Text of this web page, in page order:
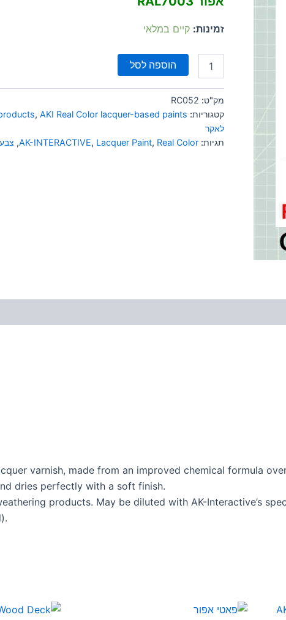
זמינות: קיים במלאי
הוספה לסל
מק"ט: RC052
קטגוריות:
, AKI Real Color lacquer-based paints
לאקר
תגיות:
AK-INTERACTIVE, Lacquer Paint, Real Color
,
varnish, made from an improved chemical formula
dries perfectly with a soft finish.
products. May be diluted with AK-Interactive’s